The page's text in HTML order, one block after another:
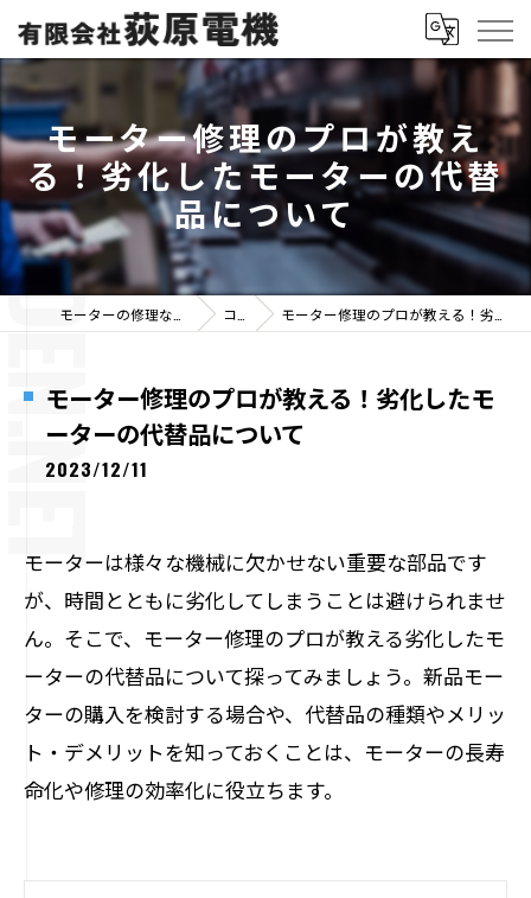
モーター修理のプロが教え
る！劣化したモーターの代替
品について
コラム モーター修理のプロが教える！劣化したモーターの代替品について
モーター修理のプロが教える！劣化したモ
ーターの代替品について
2023/12/11
モーターは様々な機械に欠かせない重要な部品です
が、時間とともに劣化してしまうことは避けられませ
ん。そこで、モーター修理のプロが教える劣化したモ
ーターの代替品について探ってみましょう。新品モー
ターの購入を検討する場合や、代替品の種類やメリッ
ト・デメリットを知っておくことは、モーターの長寿
命化や修理の効率化に役立ちます。